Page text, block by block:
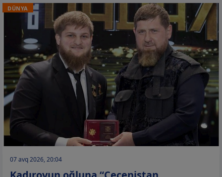
DÜNYA
07 avq 2026, 20:04